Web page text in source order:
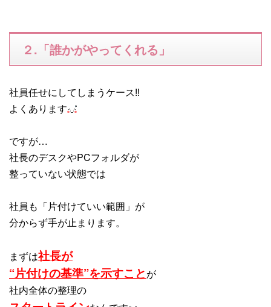
２.「誰かがやってくれる」
社員任せにしてしまうケース‼
よくあります
ですが…
社長のデスクやPCフォルダが
整っていない状態では
社員も「片付けていい範囲」が
分からず手が止まります。
まずは社長が
“片付けの基準”を示すことが
社内全体の整理の